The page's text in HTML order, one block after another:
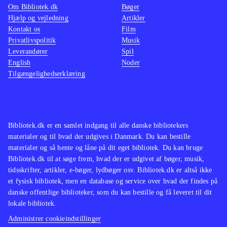
Bibliotek.dk er en samlet indgang til alle danske bibliotekers
materialer og til hvad der udgives i Danmark. Du kan bestille
materialer og så hente og låne på dit eget bibliotek. Du kan bruge
Bibliotek.dk til at søge frem, hvad der er udgivet af bøger, musik,
tidsskrifter, artikler, e-bøger, lydbøger osv. Bibliotek.dk er altså ikke
et fysisk bibliotek, men en database og service over hvad der findes på
danske offentlige biblioteker, som du kan bestille og få leveret til dit
lokale bibliotek.
Administrer cookieindstillinger
Om Bibliotek.dk
Hjælp og vejledning
Kontakt os
Privatlivspolitik
Leverandører
English
Tilgængelighedserklæring
Bøger
Artikler
Film
Musik
Spil
Noder